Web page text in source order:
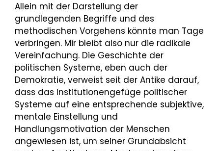
Allein mit der Darstellung der
grundlegenden Begriffe und des
methodischen Vorgehens könnte man Tage
verbringen. Mir bleibt also nur die radikale
Vereinfachung. Die Geschichte der
politischen Systeme, eben auch der
Demokratie, verweist seit der Antike darauf,
dass das Institutionengefüge politischer
Systeme auf eine entsprechende subjektive,
mentale Einstellung und
Handlungsmotivation der Menschen
angewiesen ist, um seiner Grundabsicht